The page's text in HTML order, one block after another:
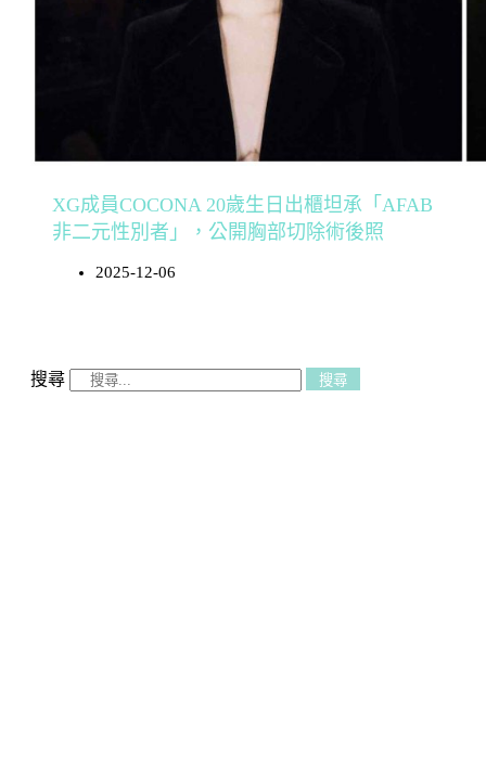
XG成員COCONA 20歲生日出櫃坦承「AFAB
非二元性別者」，公開胸部切除術後照
2025-12-06
搜尋 搜尋